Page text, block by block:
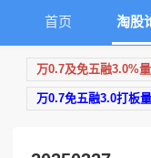
首页 淘股
万0.7及免五融3.0%
万0.7免五融3.0打板